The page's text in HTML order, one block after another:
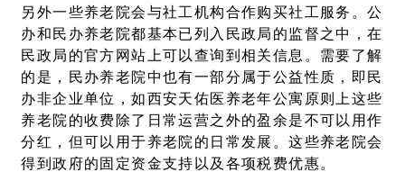
另外一些养老院会与社工机构合作购买社工服务。公
办和民办养老院都基本已列入民政局的监督之中，在
民政局的官方网站上可以查询到相关信息。需要了解
的是，民办养老院中也有一部分属于公益性质，即民
办非企业单位，如西安天佑医养老年公寓原则上这些
养老院的收费除了日常运营之外的盈余是不可以用作
分红，但可以用于养老院的日常发展。这些养老院会
得到政府的固定资金支持以及各项税费优惠。